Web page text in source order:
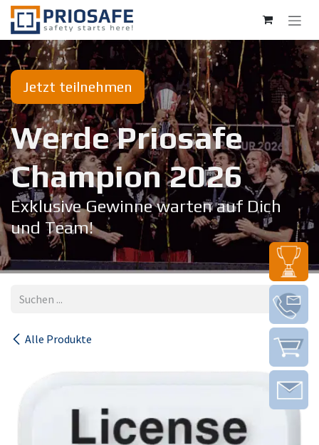
Zum Inhalt springen
Jetzt teilnehmen
Werde Priosafe
Champion 20​26
Exklusive Gewinne warten auf Dich
und Team!
Alle Produkte